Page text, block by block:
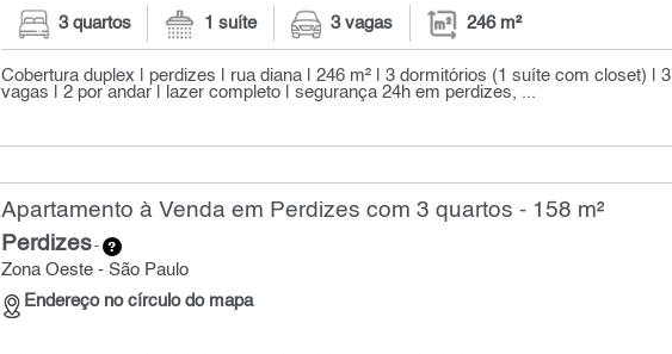
3 quartos 1 suíte 3 vagas 246 m²
Cobertura duplex | perdizes | rua diana | 246 m² | 3 dormitórios (1 suíte com closet) | 3
vagas | 2 por andar | lazer completo | segurança 24h em perdizes, ...
Apartamento à Venda em Perdizes com 3 quartos - 158 m²
Perdizes-
Zona Oeste - São Paulo
Endereço no círculo do mapa